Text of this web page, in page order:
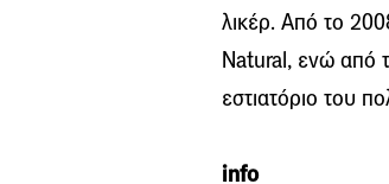
λικέρ. Από το
Natural, ενώ από
εστιατόριο του
info